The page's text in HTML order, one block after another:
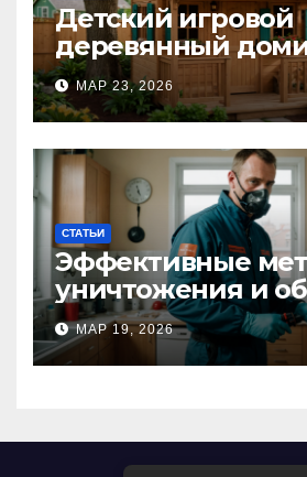
Детский игровой
деревянный
волшебное
для самых
Kastum
МАР 23, 2026
СТАТЬИ
Эффективные
уничтожения и
тараканов в
к дезинсекции
МАР 19, 2026